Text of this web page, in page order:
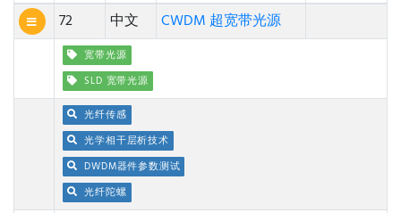
72
中文 CWDM 超宽带光源
宽带光源
SLD 宽带光源
光纤传感
光学相干层析技术
DWDM器件参数测试
光纤陀螺